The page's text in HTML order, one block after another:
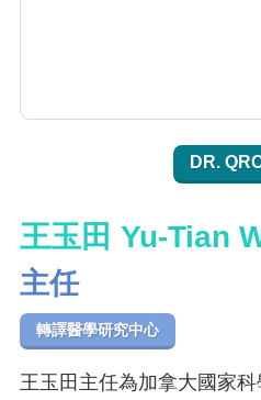
DR.
王玉田 Yu-Tian
主任
轉譯醫學研究中心
王玉田主任為加拿大國家